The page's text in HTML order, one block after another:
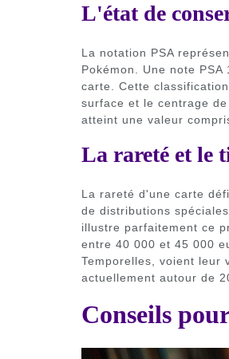
L'état de
La notation PSA
Pokémon. Une note
carte. Cette
surface et le centrage
atteint une valeur
La rareté et le
La rareté d'une carte
de distributions
illustre parfaitement ce
entre 40 000 et 45 000
Temporelles, voient leur
actuellement autour de
Conseils